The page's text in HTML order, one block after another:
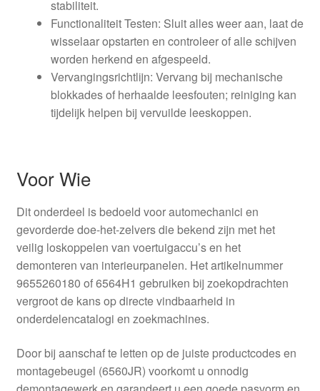
stabiliteit.
Functionaliteit Testen: Sluit alles weer aan, laat de
wisselaar opstarten en controleer of alle schijven
worden herkend en afgespeeld.
Vervangingsrichtlijn: Vervang bij mechanische
blokkades of herhaalde leesfouten; reiniging kan
tijdelijk helpen bij vervuilde leeskoppen.
Voor Wie
Dit onderdeel is bedoeld voor automechanici en
gevorderde doe-het-zelvers die bekend zijn met het
veilig loskoppelen van voertuigaccu’s en het
demonteren van interieurpanelen. Het artikelnummer
9655260180 of 6564H1 gebruiken bij zoekopdrachten
vergroot de kans op directe vindbaarheid in
onderdelencatalogi en zoekmachines.
Door bij aanschaf te letten op de juiste productcodes en
montagebeugel (6560JR) voorkomt u onnodig